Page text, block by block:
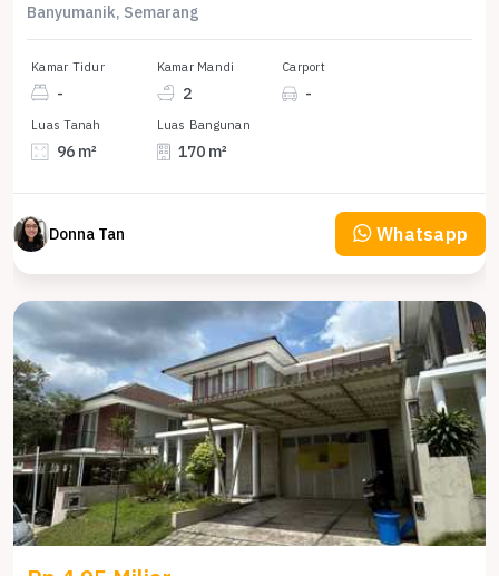
Banyumanik, Semarang
Kamar Tidur
-
Kamar Mandi
2
Carport
-
Luas Tanah
96 m²
Luas Bangunan
170 m²
Donna Tan Whatsapp